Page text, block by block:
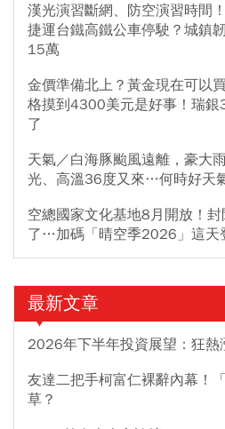
漢光演習斷網、防空演習時間
捷運台鐵高鐵公車停駛？城鎮
15萬
金價準備北上？黃金現在可以
格摸到4300美元是好事！瑞
了
天氣／白海豚颱風遠離，豪大
光、高溫36度又來…何時好天
空總國家文化基地8月開放！
了…加碼「晴空季2026」這天
最新文章
2026年下半年投資展望：狂熱
友達二把手柯富仁裸辭內幕！
草？